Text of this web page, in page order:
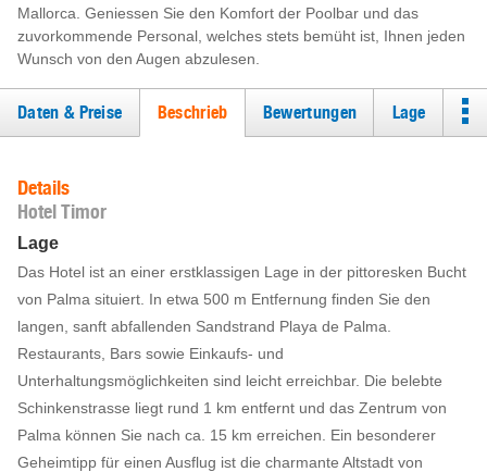
Mallorca. Geniessen Sie den Komfort der Poolbar und das
zuvorkommende Personal, welches stets bemüht ist, Ihnen jeden
Wunsch von den Augen abzulesen.
Daten & Preise Beschrieb Bewertungen Lage
Details
Hotel Timor
Lage
Das Hotel ist an einer erstklassigen Lage in der pittoresken Bucht
von Palma situiert. In etwa 500 m Entfernung finden Sie den
langen, sanft abfallenden Sandstrand Playa de Palma.
Restaurants, Bars sowie Einkaufs- und
Unterhaltungsmöglichkeiten sind leicht erreichbar. Die belebte
Schinkenstrasse liegt rund 1 km entfernt und das Zentrum von
Palma können Sie nach ca. 15 km erreichen. Ein besonderer
Geheimtipp für einen Ausflug ist die charmante Altstadt von